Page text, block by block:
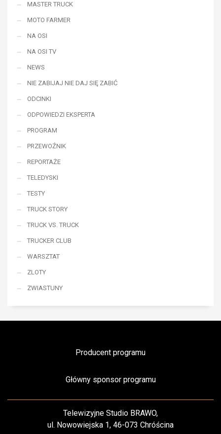
MASTER TRUCK
MOTO FARMER
NA OSI
NA OSI TV
NEWS
NIE ZABIJAJ NIE DAJ SIĘ ZABIĆ
ODCINKI
ODPOWIEDZI EKSPERTA
PROGRAM
PRZEWOŹNIK
REPORTAŻE
TELEDYSKI
TESTY
TRUCK STORY
TRUCK VS. TRUCK
TRUCKER CLUB
WARSZTAT
ZLOTY
ZWIASTUNY
Producent programu
Główny sponsor programu
Telewizyjne Studio BRAWO,
ul. Nowowiejska 1, 46-073 Chróścina